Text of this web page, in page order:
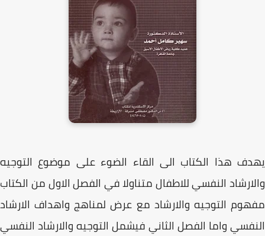
يهدف هذا الكتاب الى القاء الضوء على موضوع التوجيه
والارشاد النفسي للاطفال متناولا في الفصل الاول من الكتاب
مفهوم التوجيه والارشاد مع عرض لمناهج واهداف الارشاد
النفسي واما الفصل الثاني فيشمل التوجيه والارشاد النفسي